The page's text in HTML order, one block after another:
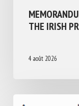
THE IRISH
4 août 2026